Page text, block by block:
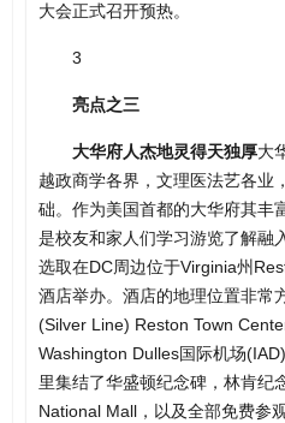
大会正式召开预热。
3
亮点之三
大华府人杰地灵得天独厚大
越政商学各界，文理医法艺各业
础。作为美国首都的大华府其丰
是校友和家人们学习游览了解融
选取在DC周边位于Virginia州
酒店举办。酒店的地理位置非常
(Silver Line) Reston Town
Washington Dulles国际机场
里集结了华盛顿纪念碑，林肯纪
National Mall，以及全部免费参